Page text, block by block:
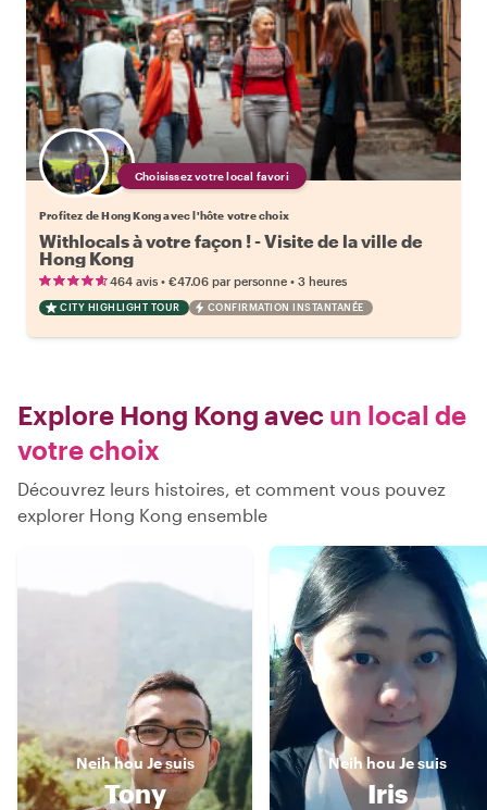
Choisissez votre local favori
Profitez de Hong Kong avec l'hôte votre choix
Withlocals à votre façon ! - Visite de la ville de
Hong Kong
464 avis • €47.06 par personne • 3 heures
CITY HIGHLIGHT TOUR CONFIRMATION INSTANTANÉE
Explore Hong Kong avec un local de
votre choix
Découvrez leurs histoires, et comment vous pouvez
explorer Hong Kong ensemble
Neih hou Je suis
Tony
Neih hou Je suis
Iris